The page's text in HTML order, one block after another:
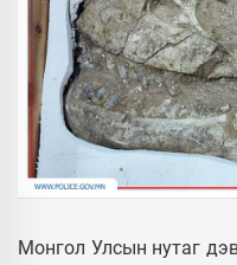
Монгол Улсын нутаг